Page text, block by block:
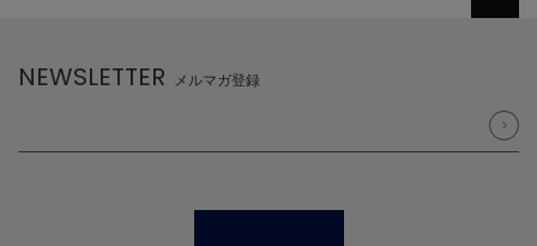
NEWSLETTER メルマガ登録